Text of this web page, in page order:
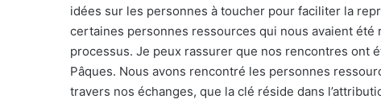
idées sur les personnes à toucher pour faciliter la
certaines personnes ressources qui nous avaient été
processus. Je peux rassurer que nos rencontres ont
Pâques. Nous avons rencontré les personnes
travers nos échanges, que la clé réside dans